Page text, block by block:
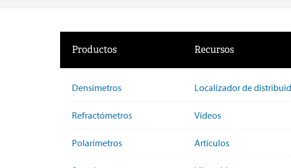
Productos
Densímetros
Refractómetros
Polarímetros
Recursos
Localizador de
Vídeos
Artículos